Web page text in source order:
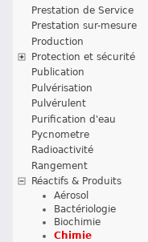
Prestation de Service
Prestation sur-mesure
Production
Protection et sécurité
Publication
Pulvérisation
Pulvérulent
Purification d'eau
Pycnometre
Radioactivité
Rangement
Réactifs & Produits
Aérosol
Bactériologie
Biochimie
Chimie